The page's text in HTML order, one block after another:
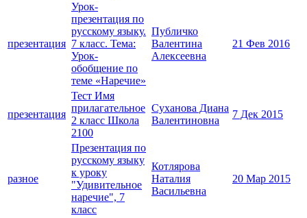
презентация
Урок-
презентация по
русскому языку.
7 класс. Тема:
Урок-
обобщение по
теме «Наречие»
Публичко
Валентина
Алексеевна
21 Фев 2016
презентация
Тест Имя
прилагательное
2 класс Школа
2100
Суханова Диана
Валентиновна
7 Дек 2015
разное
Презентация по
русскому языку
к уроку
"Удивительное
наречие", 7
класс
Котлярова
Наталия
Васильевна
20 Мар 2015